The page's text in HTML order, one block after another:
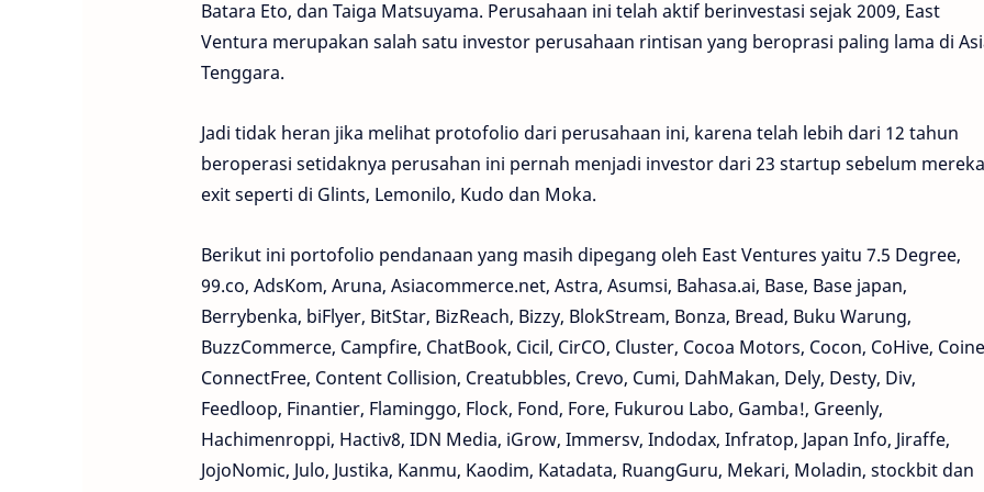
Batara Eto, dan Taiga Matsuyama. Perusahaan ini telah aktif berinvestasi sejak 2009, East
Ventura merupakan salah satu investor perusahaan rintisan yang beroprasi paling lama di
Tenggara.
Jadi tidak heran jika melihat protofolio dari perusahaan ini, karena telah lebih dari 12 tahun
beroperasi setidaknya perusahan ini pernah menjadi investor dari 23 startup sebelum mereka
exit seperti di Glints, Lemonilo, Kudo dan Moka.
Berikut ini portofolio pendanaan yang masih dipegang oleh East Ventures yaitu 7.5 Degree,
99.co, AdsKom, Aruna, Asiacommerce.net, Astra, Asumsi, Bahasa.ai, Base, Base japan,
Berrybenka, biFlyer, BitStar, BizReach, Bizzy, BlokStream, Bonza, Bread, Buku Warung,
BuzzCommerce, Campfire, ChatBook, Cicil, CirCO, Cluster, Cocoa Motors, Cocon, CoHive,
ConnectFree, Content Collision, Creatubbles, Crevo, Cumi, DahMakan, Dely, Desty, Div,
Feedloop, Finantier, Flaminggo, Flock, Fond, Fore, Fukurou Labo, Gamba!, Greenly,
Hachimenroppi, Hactiv8, IDN Media, iGrow, Immersv, Indodax, Infratop, Japan Info, Jiraffe,
JojoNomic, Julo, Justika, Kanmu, Kaodim, Katadata, RuangGuru, Mekari, Moladin, stockbit dan